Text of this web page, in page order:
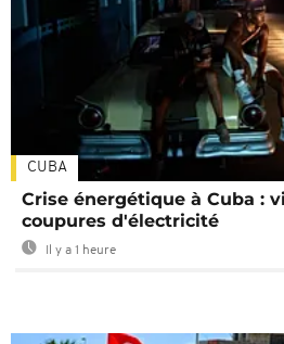
CUBA
Crise énergétique à Cuba :
coupures d'électricité
Il y a 1 heure